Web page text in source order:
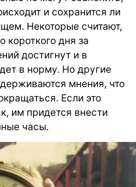
и сохранится ли
Некоторые считают,
короткого дня за
достигнут и в
в норму. Но другие
мнения, что
Если это
им придется внести
часы.